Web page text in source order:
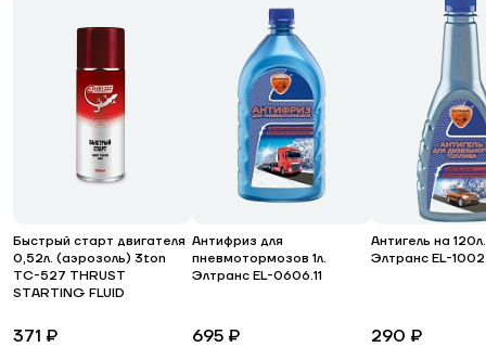
Быстрый старт двигателя
0,52л. (аэрозоль) 3ton
ТС-527 THRUST
STARTING FLUID
371 ₽
Антифриз для
пневмотормозов 1л.
Элтранс EL-0606.11
695 ₽
Антигель на
Элтранс EL-
290 ₽